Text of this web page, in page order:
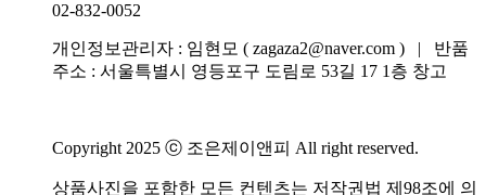
02-832-0052
개인정보관리자 : 임현모 ( zagaza2@naver.com ) | 반품
주소 : 서울특별시 영등포구 도림로 53길 17 1층 창고
Copyright 2025 ⓒ 조은제이앤피 All right reserved.
상품사진을 포함한 모든 컨텐츠는 저작권법 제98조에 의